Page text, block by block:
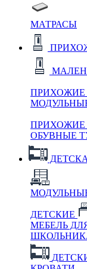
МАТРАСЫ
ПРИХОЖИЕ
ПРИХОЖИЕ
ОБУВНЫЕ
ДЕТСКИЕ
МЕБЕЛЬ